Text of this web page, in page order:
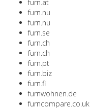
furn.at
furn.nu
furn.nu
furn.se
furn.ch
furn.ch
furn.pt
furn.biz
furn.fi
furnwohnen.de
furncompare.co.uk